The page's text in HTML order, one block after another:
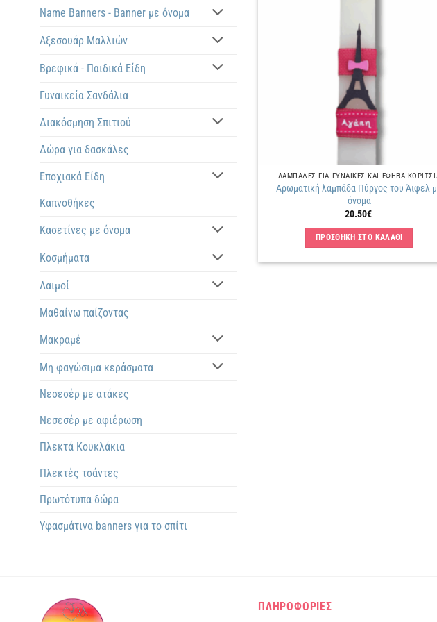
Name Banners - Banner με όνομα
Αξεσουάρ Μαλλιών
Βρεφικά - Παιδικά Είδη
Γυναικεία Σανδάλια
Διακόσμηση Σπιτιού
Δώρα για δασκάλες
Εποχιακά Είδη
Καπνοθήκες
Κασετίνες με όνομα
Κοσμήματα
Λαιμοί
Μαθαίνω παίζοντας
Μακραμέ
Μη φαγώσιμα κεράσματα
Νεσεσέρ με ατάκες
Νεσεσέρ με αφιέρωση
Πλεκτά Kουκλάκια
Πλεκτές τσάντες
Πρωτότυπα δώρα
Υφασμάτινα banners για το σπίτι
ΛΑΜΠΑΔΕΣ ΓΙΑ ΓΥΝΑΙΚΕΣ ΚΑΙ ΕΦΗΒΑ
Αρωματική λαμπάδα Πύργος του Άιφελ
όνομα
20.50€
ΠΡΟΣΘΗΚΗ ΣΤΟ ΚΑΛΑΘΙ
ΠΛΗΡΟΦΟΡΙΕΣ